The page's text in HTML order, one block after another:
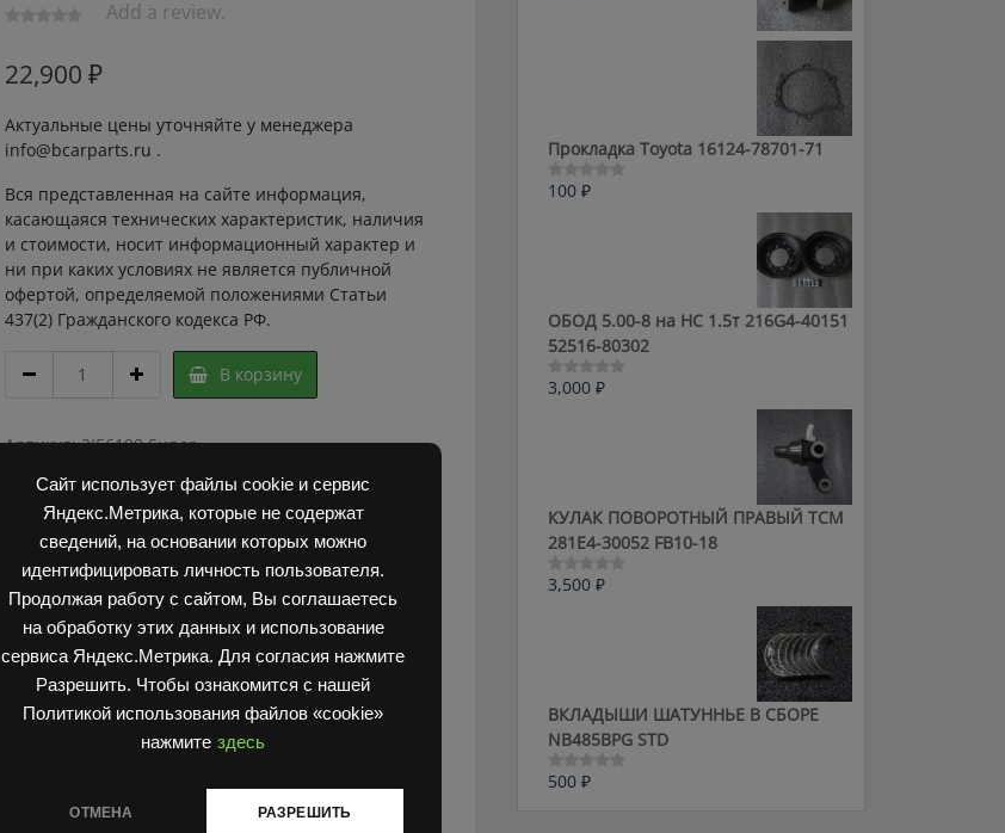
Сайт использует файлы cookie и сервис
Яндекс.Метрика, которые не содержат
сведений, на основании которых можно
идентифицировать личность пользователя.
Продолжая работу с сайтом, Вы соглашаетесь
на обработку этих данных и использование
сервиса Яндекс.Метрика. Для согласия нажмите
Разрешить. Чтобы ознакомится с нашей
Политикой использования файлов «cookie»
нажмите здесь
ОТМЕНА РАЗРЕШИТЬ
Add a review.
22,900 ₽
Актуальные цены уточняйте у менеджера
info@bcarparts.ru .
Вся представленная на сайте информация,
касающаяся технических характеристик, наличия
и стоимости, носит информационный характер и
ни при каких условиях не является публичной
офертой, определяемой положениями Статьи
437(2) Гражданского кодекса РФ.
руля,
со
4902
02.00.00
quantity
В корзину
Артикул:2I56108 Super
1792, 1788, 1794, 1784, 1786,Управляемый мост ДВ
Прокладка Toyota 16124-78701-71
Оценка
100 ₽
ОБОД 5.00-8 на HC 1.5т 216G4-40151
52516-80302
Оценка
3,000 ₽
КУЛАК ПОВОРОТНЫЙ ПРАВЫЙ ТСМ
281E4-30052 FB10-18
Оценка
3,500 ₽
ВКЛАДЫШИ ШАТУННЬЕ В СБОРЕ
NB485BPG STD
Оценка
500 ₽